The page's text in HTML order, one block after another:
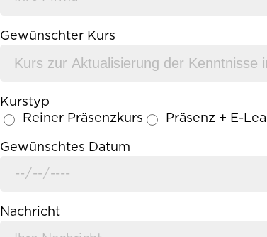
Gewünschter Kurs
Kurstyp
Reiner Präsenzkurs
Präsenz + E-
Gewünschtes Datum
Nachricht